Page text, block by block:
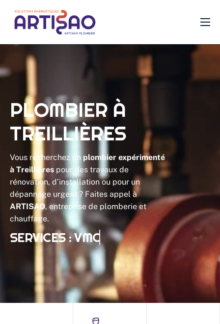
Chauffage
Filtration
VMC
Isolation
Urgence
PLOMBIER À
TREILLIÈRES
Vous recherchez un plombier expérimenté
à Treillières pour des travaux de
rénovation, d’installation ou pour un
dépannage urgent ? Faites appel à
ARTISAO, entreprise de plomberie et
chauffage.
SERVICES :VMC